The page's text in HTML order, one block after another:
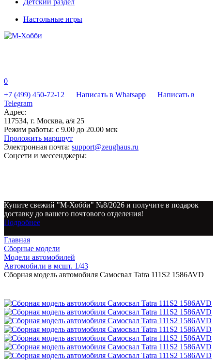
Детский раздел
Настольные игры
0
+7 (499) 450-72-12
Написать в Whatsapp
Написать в
Telegram
Адрес:
117534, г. Москва, а/я 25
Режим работы: с 9.00 до 20.00 мск
Проложить маршрут
Электронная почта: support@zeughaus.ru
Соцсети и мессенджеры:
Купите свежий "М-Хобби" №8/2026 и получите в подарок
доставку до вашего почтового отделения!
Подробнее
Главная
Сборные модели
Модели автомобилей
Автомобили в мсшт. 1/43
Сборная модель автомобиля Самосвал Tatra 111S2 1586AVD